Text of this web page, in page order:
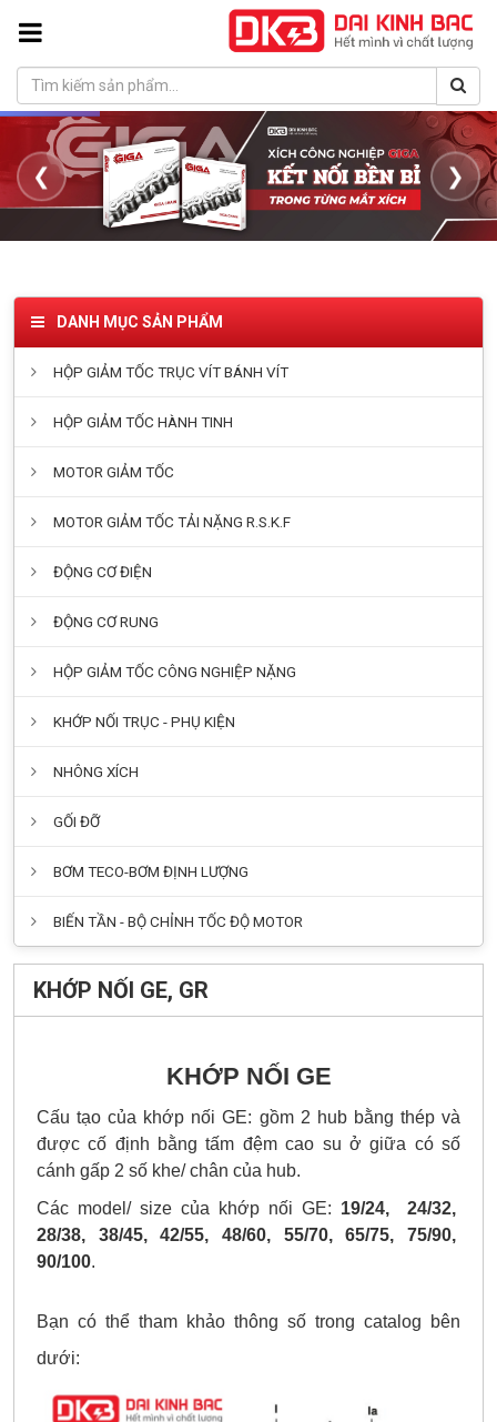
❮ ❯
DANH MỤC SẢN PHẨM
HỘP GIẢM TỐC TRỤC VÍT BÁNH VÍT
HỘP GIẢM TỐC HÀNH TINH
MOTOR GIẢM TỐC
MOTOR GIẢM TỐC TẢI NẶNG R.S.K.F
ĐỘNG CƠ ĐIỆN
ĐỘNG CƠ RUNG
HỘP GIẢM TỐC CÔNG NGHIỆP NẶNG
KHỚP NỐI TRỤC - PHỤ KIỆN
NHÔNG XÍCH
GỐI ĐỠ
BƠM TECO-BƠM ĐỊNH LƯỢNG
BIẾN TẦN - BỘ CHỈNH TỐC ĐỘ MOTOR
KHỚP NỐI GE, GR
KHỚP NỐI GE
Cấu tạo của khớp nối GE: gồm 2 hub bằng thép và
được cố định bằng tấm đệm cao su ở giữa có số
cánh gấp 2 số khe/ chân của hub.
Các model/ size của khớp nối GE: 19/24, 24/32,
28/38, 38/45, 42/55, 48/60, 55/70, 65/75, 75/90,
90/100.
Bạn có thể tham khảo thông số trong catalog bên
dưới: